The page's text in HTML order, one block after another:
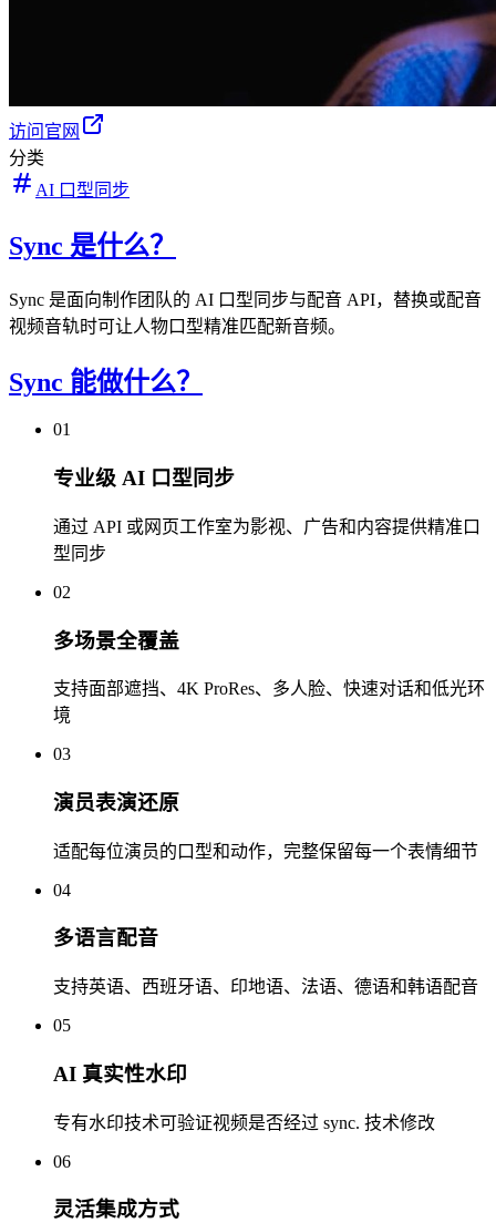
访问官网
分类
AI 口型同步
Sync 是什么？
Sync 是面向制作团队的 AI 口型同步与配音 API，替换或配音
视频音轨时可让人物口型精准匹配新音频。
Sync 能做什么？
01
专业级 AI 口型同步
通过 API 或网页工作室为影视、广告和内容提供精准口
型同步
02
多场景全覆盖
支持面部遮挡、4K ProRes、多人脸、快速对话和低光环
境
03
演员表演还原
适配每位演员的口型和动作，完整保留每一个表情细节
04
多语言配音
支持英语、西班牙语、印地语、法语、德语和韩语配音
05
AI 真实性水印
专有水印技术可验证视频是否经过 sync. 技术修改
06
灵活集成方式